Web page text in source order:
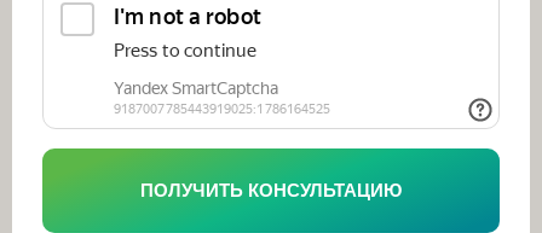
ПОЛУЧИТЬ КОНСУЛЬТАЦИЮ